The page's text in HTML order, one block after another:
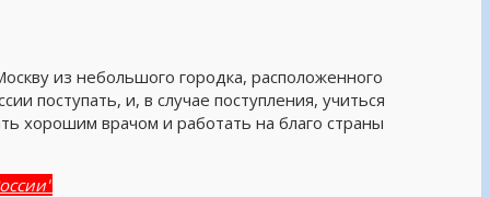
из небольшого городка, расположенного
поступать, и, в случае поступления, учиться
хорошим врачом и работать на благо страны